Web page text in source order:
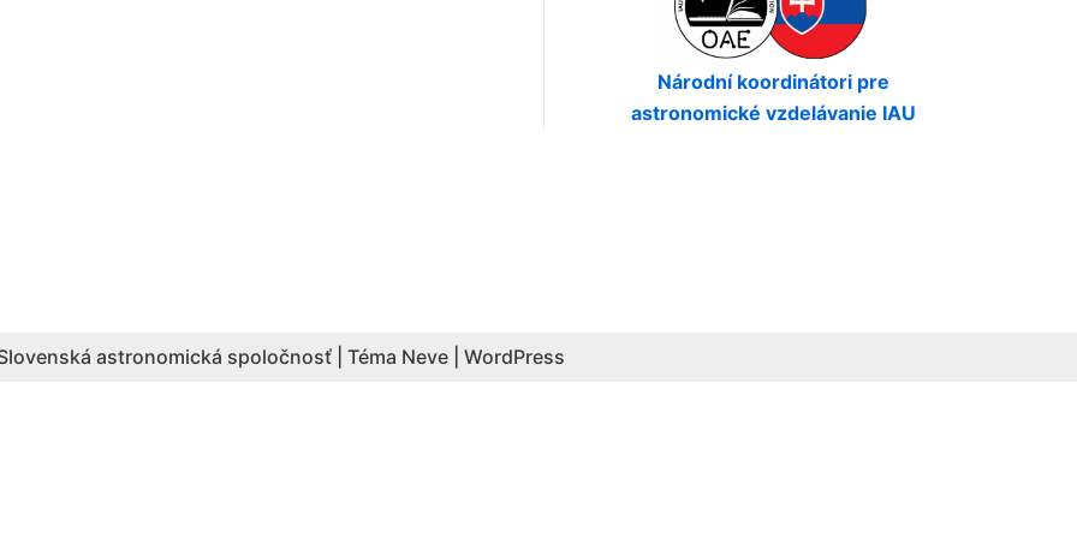
Národní koordinátori pre
astronomické vzdelávanie IAU
astronomická spoločnosť | Téma Neve WordPress